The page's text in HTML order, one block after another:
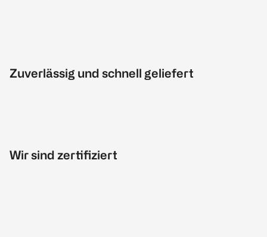
Zuverlässig und schnell geliefert
Wir sind zertifiziert